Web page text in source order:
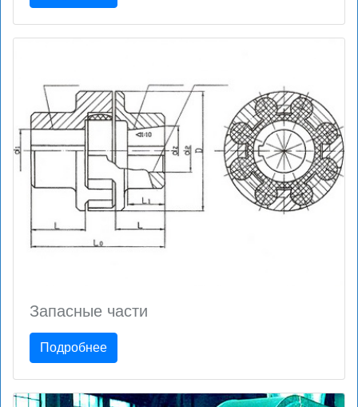
Запасные части
Подробнее